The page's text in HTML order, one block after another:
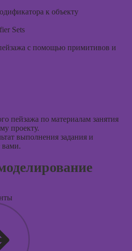
к объекту
Sets
с помощью примитивов и
пейзажа по материалам занятия
проекту.
выполнения задания и
вами.